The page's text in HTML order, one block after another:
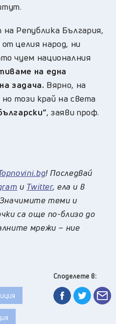
Република България,
целия народ, ни
чуем националния
на една
задача. Вярно, на
този край на света
, заяви проф.
! Последвай
и Twitter, ела и в
теми и
са още по-близо до
мрежи – ние
Споделете в: